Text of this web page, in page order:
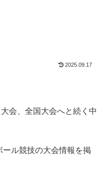
2025.09.17
会、全国大会へと続く中
ル競技の大会情報を掲